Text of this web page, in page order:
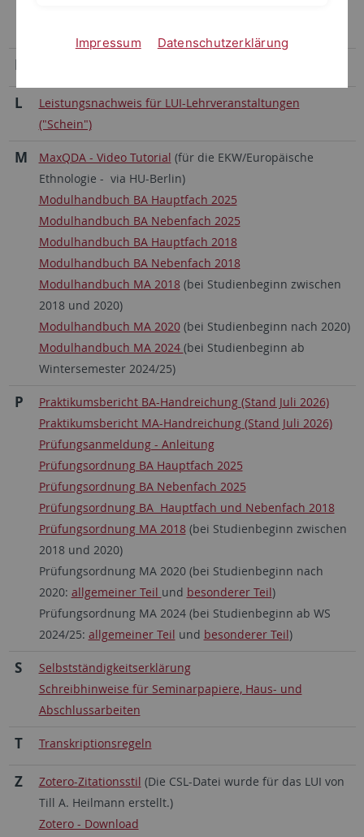
E
L
Leistungsnachweis für LUI-Lehrveranstaltungen
("Schein")
M MaxQDA - Video Tutorial (für die EKW/Europäische
Ethnologie - via HU-Berlin)
Modulhandbuch BA Hauptfach 2025
Modulhandbuch BA Nebenfach 2025
Modulhandbuch BA Hauptfach 2018
Modulhandbuch BA Nebenfach 2018
Modulhandbuch MA 2018(bei Studienbeginn zwischen
2018 und 2020)
Modulhandbuch MA 2020(bei Studienbeginn nach 2020)
Modulhandbuch MA 2024 (bei Studienbeginn ab
Wintersemester 2024/25)
P
Praktikumsbericht BA-Handreichung (Stand Juli 2026)
Praktikumsbericht MA-Handreichung (Stand Juli 2026)
Prüfungsanmeldung - Anleitung
Prüfungsordnung BA Hauptfach 2025
Prüfungsordnung BA Nebenfach 2025
Prüfungsordnung BA Hauptfach und Nebenfach 2018
Prüfungsordnung MA 2018(bei Studienbeginn zwischen
2018 und 2020)
Prüfungsordnung MA 2020 (bei Studienbeginn nach
2020: allgemeiner Teil und besonderer Teil)
Prüfungsordnung MA 2024 (bei Studienbeginn ab WS
2024/25: allgemeiner Teil und besonderer Teil)
S
Selbstständigkeitserklärung
Schreibhinweise für Seminarpapiere, Haus- und
Abschlussarbeiten
T Transkriptionsregeln
Z Zotero-Zitationsstil (Die CSL-Datei wurde für das LUI von
Till A. Heilmann erstellt.)
Zotero - Download
Impressum Datenschutzerklärung